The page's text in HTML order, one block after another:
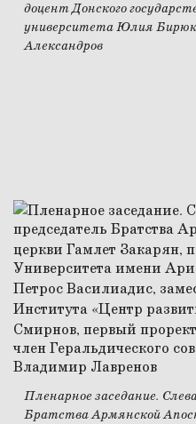
доцент Донского
университета Юлия
Александров
Пленарное заседание.
Братства Армянской